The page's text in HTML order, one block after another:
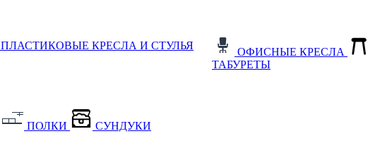
ПЛАСТИКОВЫЕ КРЕСЛА И СТУЛЬЯ
ОФИСНЫЕ КРЕСЛА
ТАБУРЕТЫ
ПОЛКИ СУНДУКИ